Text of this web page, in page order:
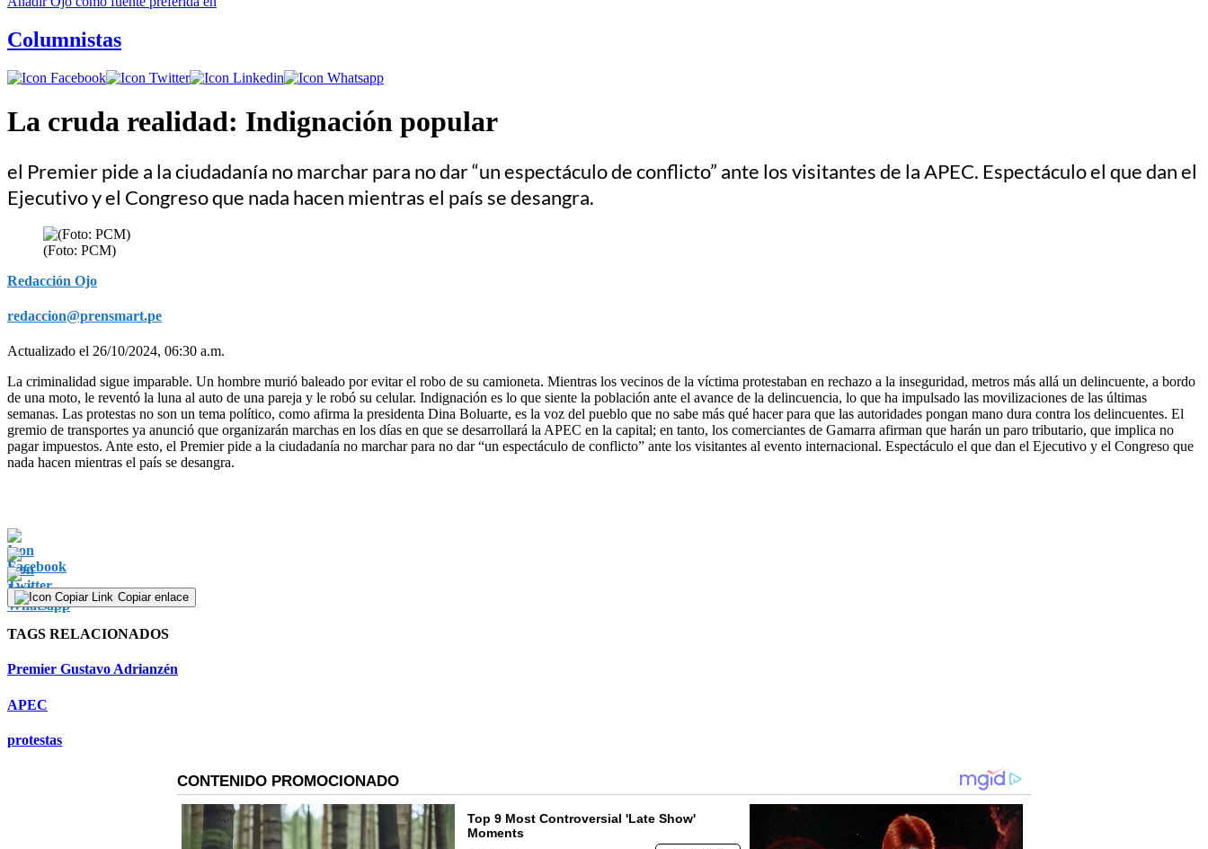
Columnistas
La cruda realidad: Indignación popular
el Premier pide a la ciudadanía no marchar para no dar “un espectáculo de conflicto” ante los visitantes de la APEC. Espectáculo el que dan el
Ejecutivo y el Congreso que nada hacen mientras el país se desangra.
(Foto: PCM)
Redacción Ojo
redaccion@prensmart.pe
Actualizado el 26/10/2024, 06:30 a.m.
La criminalidad sigue imparable. Un hombre murió baleado por evitar el robo de su camioneta. Mientras los vecinos de la víctima protestaban en rechazo a la inseguridad, metros más allá un delincuente, a bordo
de una moto, le reventó la luna al auto de una pareja y le robó su celular. Indignación es lo que siente la población ante el avance de la delincuencia, lo que ha impulsado las movilizaciones de las últimas
semanas. Las protestas no son un tema político, como afirma la presidenta Dina Boluarte, es la voz del pueblo que no sabe más qué hacer para que las autoridades pongan mano dura contra los delincuentes. El
gremio de transportes ya anunció que organizarán marchas en los días en que se desarrollará la APEC en la capital; en tanto, los comerciantes de Gamarra afirman que harán un paro tributario, que implica no
pagar impuestos. Ante esto, el Premier pide a la ciudadanía no marchar para no dar “un espectáculo de conflicto” ante los visitantes al evento internacional. Espectáculo el que dan el Ejecutivo y el Congreso que
nada hacen mientras el país se desangra.
Copiar enlace
TAGS RELACIONADOS
Premier Gustavo Adrianzén
APEC
protestas